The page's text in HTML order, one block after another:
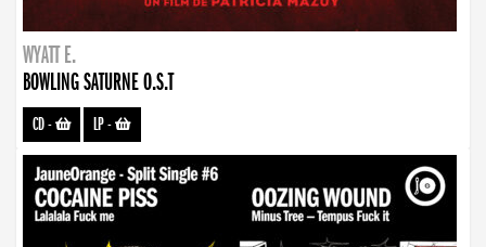
WYATT E.
BOWLING SATURNE O.S.T
CD- LP-